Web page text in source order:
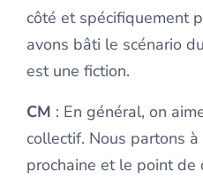
côté et spécifiquement
avons bâti le scénario
est une fiction.
CM : En général, on
collectif. Nous partons
prochaine et le point